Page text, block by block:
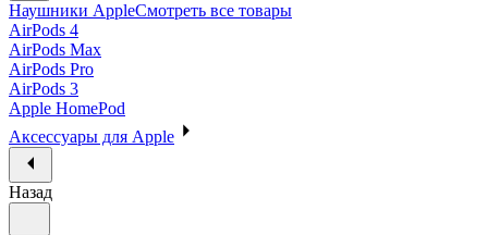
Наушники AppleСмотреть все товары
AirPods 4
AirPods Max
AirPods Pro
AirPods 3
Apple HomePod
Аксессуары для Apple
Назад